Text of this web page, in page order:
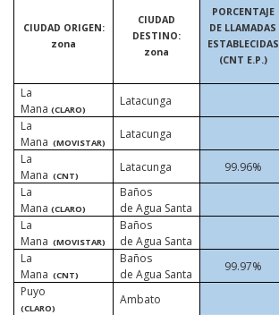
CIUDAD ORIGEN:
zona
CIUDAD
DESTINO:
zona
PORCENTAJE
DE LLAMADAS
ESTABLECIDAS
(CNT E.P.)
La
Mana(CLARO)
Latacunga
La
Mana (MOVISTAR)
Latacunga
La
Mana (CNT)
Latacunga
99.96%
La
Mana(CLARO)
Baños
de Agua Santa
La
Mana (MOVISTAR)
Baños
de Agua Santa
La
Mana (CNT)
Baños
de Agua Santa
99.97%
Puyo
(CLARO)
Ambato